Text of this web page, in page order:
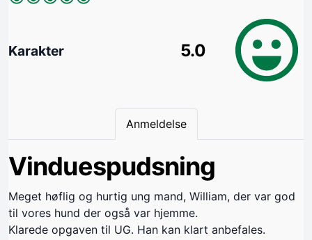
Karakter 5.0
Anmeldelse
Vinduespudsning
Meget høflig og hurtig ung mand, William, der var god
til vores hund der også var hjemme.
Klarede opgaven til UG. Han kan klart anbefales.